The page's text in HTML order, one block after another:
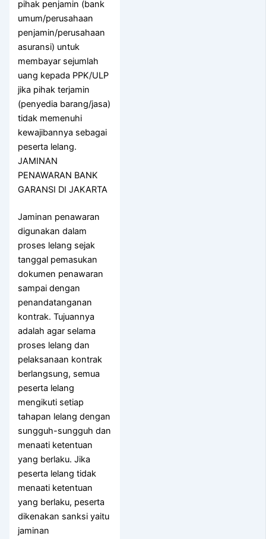
pihak penjamin (bank
umum/perusahaan
penjamin/perusahaan
asuransi) untuk
membayar sejumlah
uang kepada PPK/ULP
jika pihak terjamin
(penyedia barang/jasa)
tidak memenuhi
kewajibannya sebagai
peserta lelang.
JAMINAN
PENAWARAN BANK
GARANSI DI JAKARTA
Jaminan penawaran
digunakan dalam
proses lelang sejak
tanggal pemasukan
dokumen penawaran
sampai dengan
penandatanganan
kontrak. Tujuannya
adalah agar selama
proses lelang dan
pelaksanaan kontrak
berlangsung, semua
peserta lelang
mengikuti setiap
tahapan lelang dengan
sungguh-sungguh dan
menaati ketentuan
yang berlaku. Jika
peserta lelang tidak
menaati ketentuan
yang berlaku, peserta
dikenakan sanksi yaitu
jaminan